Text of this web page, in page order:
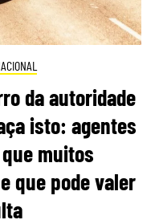
da autoridade
isto: agentes
muitos
que pode valer